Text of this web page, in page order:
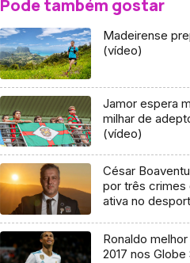
Pode também gostar
Madeirense
(vídeo)
Jamor espera
milhar de
(vídeo)
César
por três crimes
ativa no
Ronaldo
2017 nos